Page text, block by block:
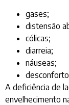
gases;
distensão
cólicas;
diarreia;
náuseas;
A deficiência de
envelhecimento